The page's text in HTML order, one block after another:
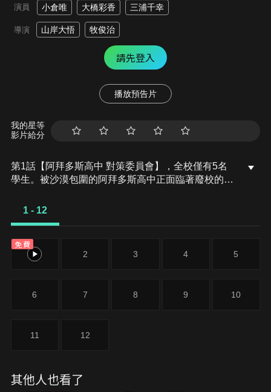
演員 小倉唯 大橋彩香 三浦千幸
導演 山岸大悟 牧俊治
請先登入
播放預告片
我的星等
影片給分
第1話【阿拜多斯高中 對策委員會】，全校僅有5名
學生。被沙漠包圍的阿拜多斯高中正面臨著廢校的危
學生每天都過著忙碌的生活。有一天，名為白子的學
1 - 12
免費
1 2 3 4 5
6 7 8 9 10
11 12
其他人也看了